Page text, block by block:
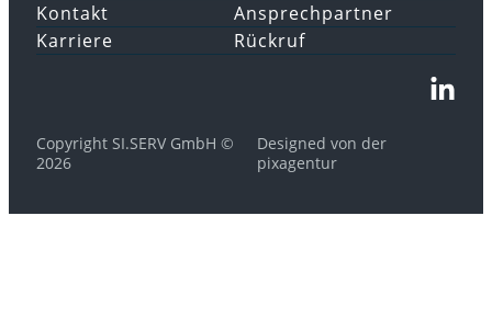
Kontakt
Karriere
Ansprechpartner
Rückruf
Copyright SI.SERV GmbH ©
2026
Designed von der
pixagentur